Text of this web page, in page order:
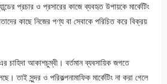
প্রচার ও প্রসারের কাজে ব্যবহৃত উপায়কে মার্কেটিং
কাছে নিজের পণ্য বা সেবাকে পরিচিত করে বিক্রয়
এর চাহিদা আকাশচুম্বী। বর্তমান ব্যবসায়িক জগতে
তাই সুন্দর ও পরিকল্পনামাফিক মার্কেটিং না করা গেলে